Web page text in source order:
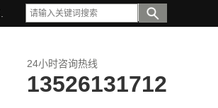
24小时咨询热线
13526131712